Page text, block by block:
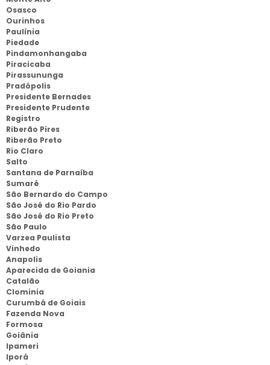
Osasco
Ourinhos
Paulínia
Piedade
Pindamonhangaba
Piracicaba
Pirassununga
Pradópolis
Presidente Bernades
Presidente Prudente
Registro
Riberão Pires
Riberão Preto
Rio Claro
Salto
Santana de Parnaíba
Sumaré
São Bernardo do Campo
São José do Rio Pardo
São José do Rio Preto
São Paulo
Varzea Paulista
Vinhedo
Anapolis
Aparecida de Goiania
Catalão
Clominia
Curumbá de Goiais
Fazenda Nova
Formosa
Goiânia
Ipameri
Iporá